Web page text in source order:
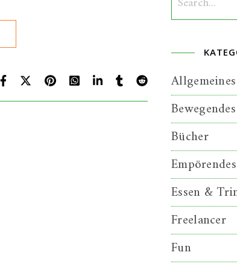
Allgemeines
Bewegendes
Bücher
Empörendes
Essen &
Freelancer
Fun